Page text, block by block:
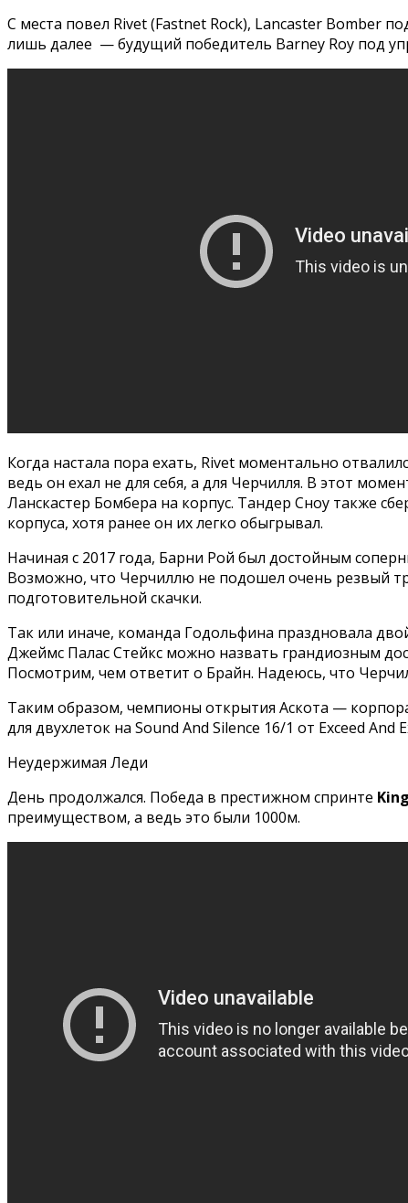
С места повел Rivet (Fastnet Rock), Lancaster Bomber
лишь далее — будущий победитель Barney Roy под
Когда настала пора ехать, Rivet моментально
ведь он ехал не для себя, а для Черчилля. В этот
Ланскастер Бомбера на корпус. Тандер Сноу также
корпуса, хотя ранее он их легко обыгрывал.
Начиная с 2017 года, Барни Рой был достойным
Возможно, что Черчиллю не подошел очень резвый
подготовительной скачки.
Так или иначе, команда Годольфина праздновала
Джеймс Палас Стейкс можно назвать грандиозным
Посмотрим, чем ответит о Брайн. Надеюсь, что
Таким образом, чемпионы открытия Аскота —
для двухлеток на Sound And Silence 16/1 от Exceed And
Неудержимая Леди
День продолжался. Победа в престижном спринте
преимуществом, а ведь это были 1000м.